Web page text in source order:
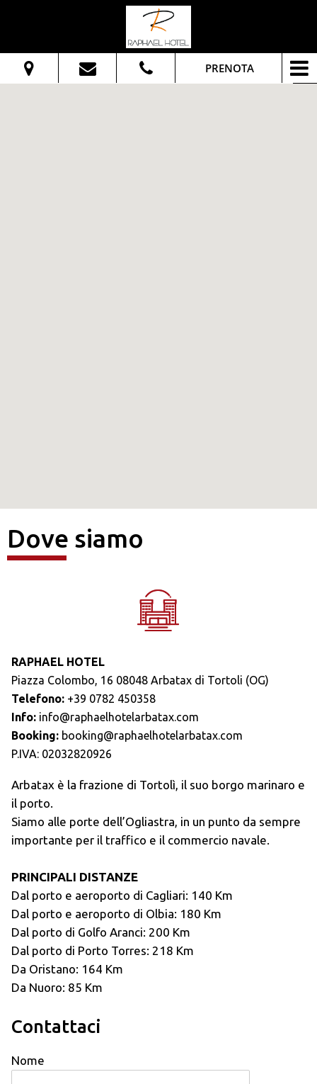
PRENOTA
Dove siamo
RAPHAEL HOTEL
Piazza Colombo, 16 08048 Arbatax di Tortoli (OG)
Telefono: +39 0782 450358
Info: info@raphaelhotelarbatax.com
Booking: booking@raphaelhotelarbatax.com
P.IVA: 02032820926
Arbatax è la frazione di Tortolì, il suo borgo marinaro e
il porto.
Siamo alle porte dell’Ogliastra, in un punto da sempre
importante per il traffico e il commercio navale.
PRINCIPALI DISTANZE
Dal porto e aeroporto di Cagliari: 140 Km
Dal porto e aeroporto di Olbia: 180 Km
Dal porto di Golfo Aranci: 200 Km
Dal porto di Porto Torres: 218 Km
Da Oristano: 164 Km
Da Nuoro: 85 Km
Contattaci
Nome